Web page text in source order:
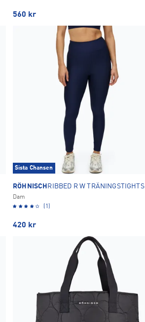
560 kr
Sista Chansen
RÖHNISCH RIBBED R W TRÄNINGSTIGHTS
Dam
(1)
420 kr